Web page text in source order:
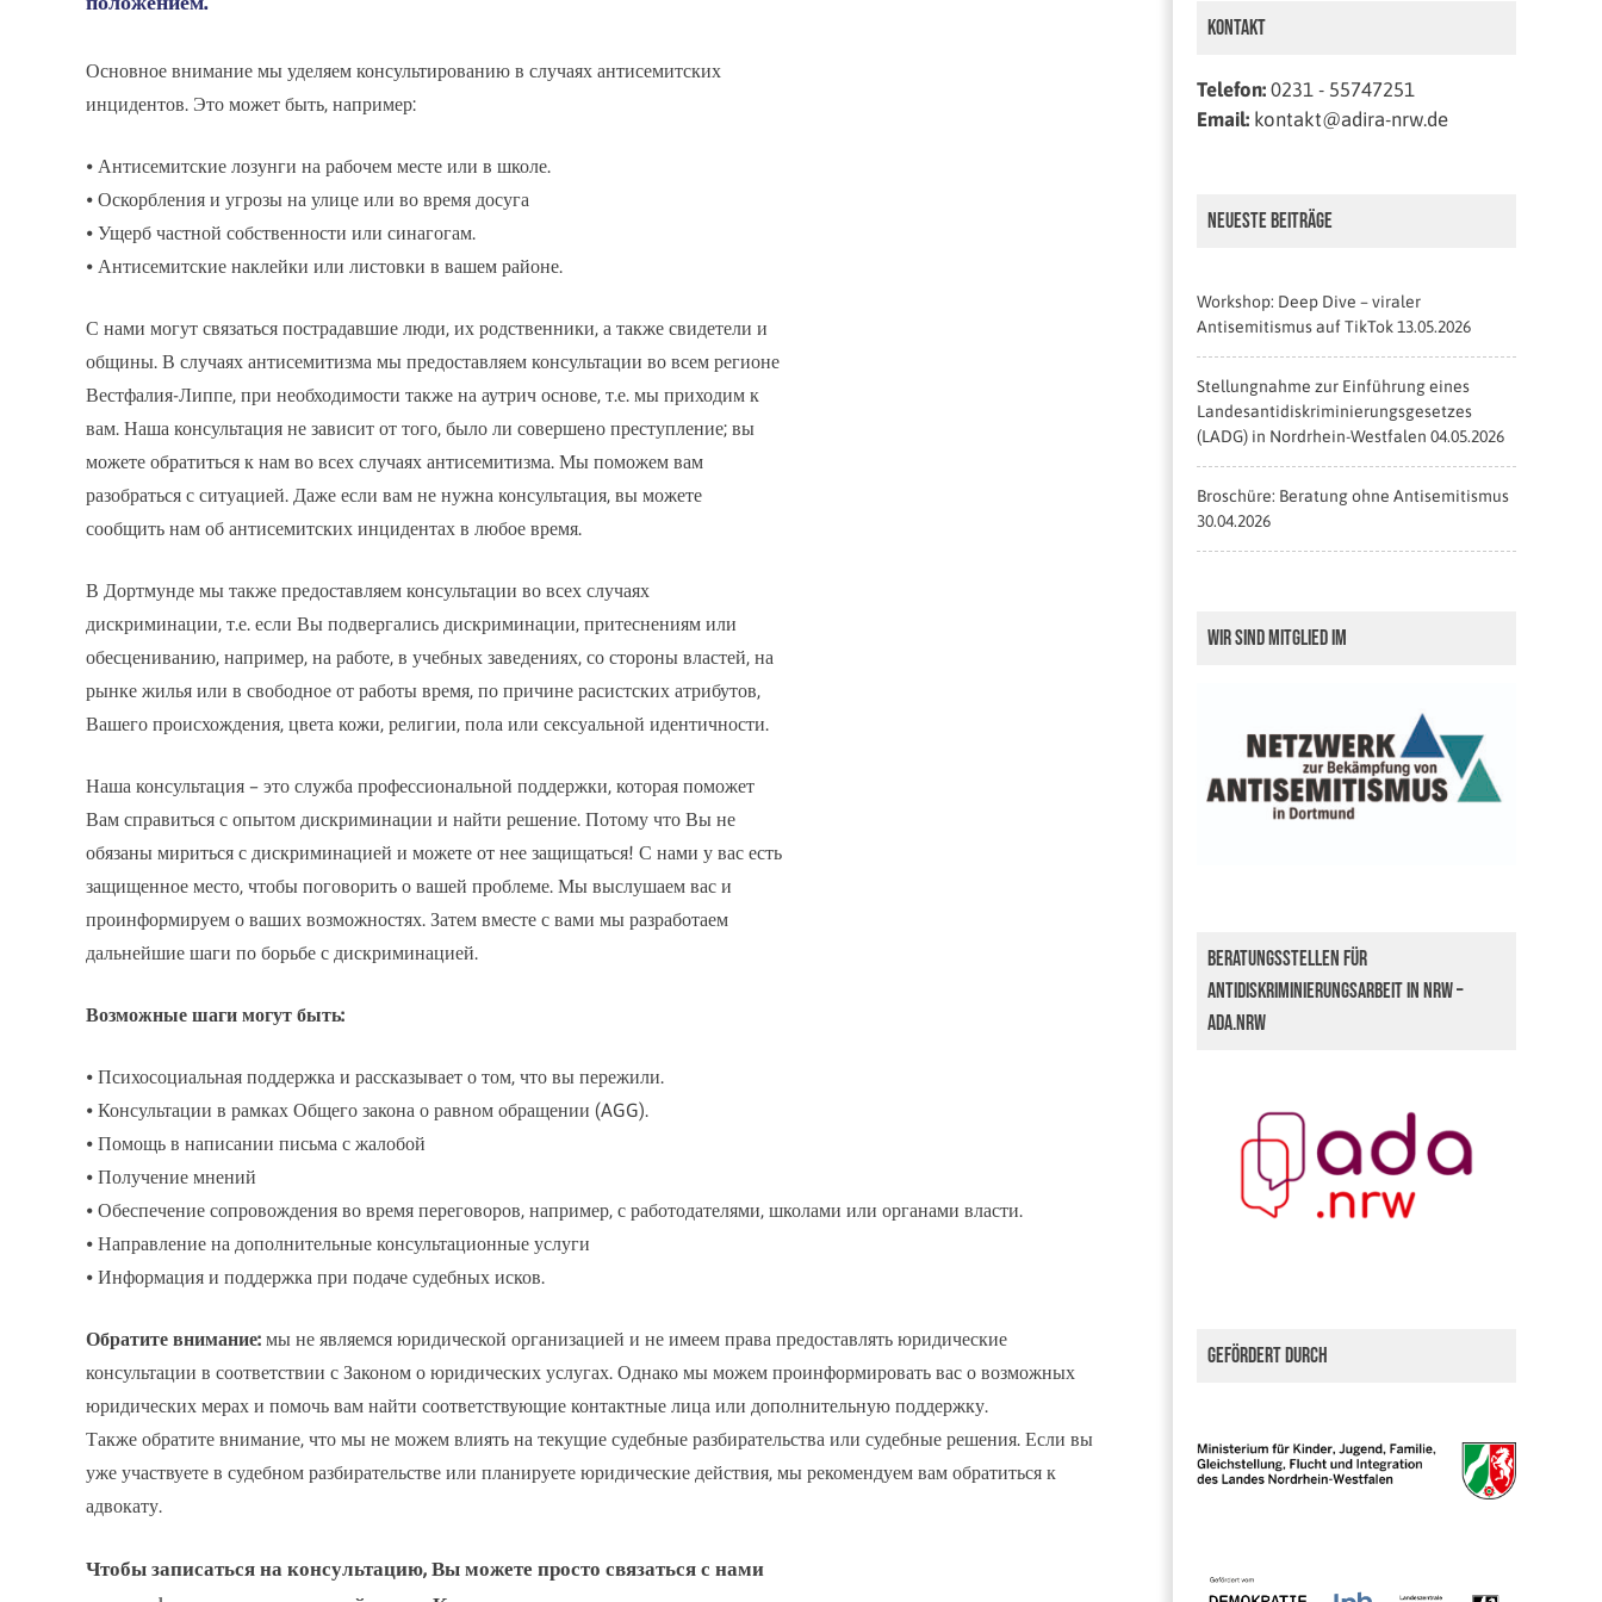
Основное внимание мы уделяем консультированию в случаях антисемитских
инцидентов. Это может быть, например:
⦁ Антисемитские лозунги на рабочем месте или в школе.
⦁ Оскорбления и угрозы на улице или во время досуга
⦁ Ущерб частной собственности или синагогам.
⦁ Антисемитские наклейки или листовки в вашем районе.
С нами могут связаться пострадавшие люди, их родственники, а также свидетели и
общины. В случаях антисемитизма мы предоставляем консультации во всем регионе
Вестфалия-Липпе, при необходимости также на аутрич основе, т.е. мы приходим к
вам. Наша консультация не зависит от того, было ли совершено преступление; вы
можете обратиться к нам во всех случаях антисемитизма. Мы поможем вам
разобраться с ситуацией. Даже если вам не нужна консультация, вы можете
сообщить нам об антисемитских инцидентах в любое время.
В Дортмунде мы также предоставляем консультации во всех случаях
дискриминации, т.е. если Вы подвергались дискриминации, притеснениям или
обесцениванию, например, на работе, в учебных заведениях, со стороны властей, на
рынке жилья или в свободное от работы время, по причине расистских атрибутов,
Вашего происхождения, цвета кожи, религии, пола или сексуальной идентичности.
Наша консультация – это служба профессиональной поддержки, которая поможет
Вам справиться с опытом дискриминации и найти решение. Потому что Вы не
обязаны мириться с дискриминацией и можете от нее защищаться! С нами у вас есть
защищенное место, чтобы поговорить о вашей проблеме. Мы выслушаем вас и
проинформируем о ваших возможностях. Затем вместе с вами мы разработаем
дальнейшие шаги по борьбе с дискриминацией.
Возможные шаги могут быть:
⦁ Психосоциальная поддержка и рассказывает о том, что вы пережили.
⦁ Консультации в рамках Общего закона о равном обращении (AGG).
⦁ Помощь в написании письма с жалобой
⦁ Получение мнений
⦁ Обеспечение сопровождения во время переговоров, например, с работодателями, школами или органами власти.
⦁ Направление на дополнительные консультационные услуги
⦁ Информация и поддержка при подаче судебных исков.
Обратите внимание: мы не являемся юридической организацией и не имеем права предоставлять юридические
консультации в соответствии с Законом о юридических услугах. Однако мы можем проинформировать вас о возможных
юридических мерах и помочь вам найти соответствующие контактные лица или дополнительную поддержку.
Также обратите внимание, что мы не можем влиять на текущие судебные разбирательства или судебные решения. Если вы
уже участвуете в судебном разбирательстве или планируете юридические действия, мы рекомендуем вам обратиться к
адвокату.
Чтобы записаться на консультацию, Вы можете просто связаться с нами
Kontakt
Telefon: 0231 - 55747251
Email: kontakt@adira-nrw.de
Neueste Beiträge
Workshop: Deep Dive – viraler
Antisemitismus auf TikTok13.05.2026
Stellungnahme zur Einführung eines
Landesantidiskriminierungsgesetzes
(LADG) in Nordrhein-Westfalen 04.05.2026
Broschüre: Beratung ohne Antisemitismus
30.04.2026
Wir sind Mitglied im
Beratungsstellen für
Antidiskriminierungsarbeit in NRW –
ada.nrw
Gefördert durch